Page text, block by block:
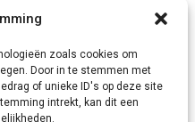
zoals cookies om
Door in te stemmen met
of unieke ID's op deze site
intrekt, kan dit een